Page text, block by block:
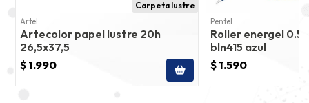
Carpeta lustre
Artel
Artecolor papel lustre 20h
26,5x37,5
$ 1.990
Pentel
Roller energel
bln415 azul
$ 1.590